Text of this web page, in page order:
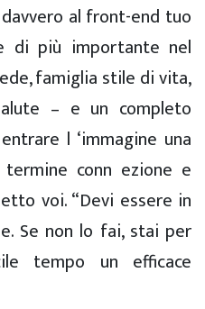
al front-end tuo
di più importante nel
famiglia stile di vita,
– e un completo
l ‘immagine una
conn ezione e
voi. “Devi essere in
Se non lo fai, stai per
tempo un efficace